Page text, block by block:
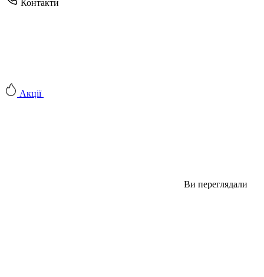
Контакти
Акції
Ви переглядали